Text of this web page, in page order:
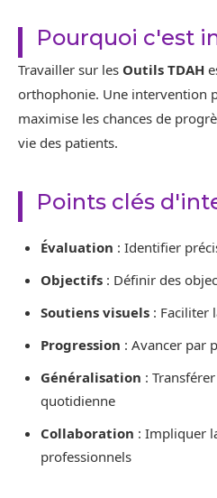
Pourquoi c'est
Travailler sur les Outils TDAH
orthophonie. Une intervention
maximise les chances de
vie des patients.
Points clés
Évaluation : Identifier
Objectifs : Définir des
Soutiens visuels : Faciliter
Progression : Avancer par
Généralisation :
quotidienne
Collaboration : Impliquer
professionnels